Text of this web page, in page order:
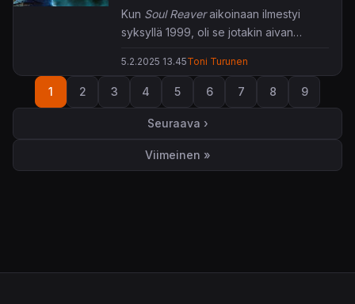
Kun Soul Reaveraikoinaan ilmestyi
syksyllä 1999, oli se jotakin aivan
musiikkien ansiosta. Kaikki nämä vuodet
olen hiljaa toivonut nykyaikaisempaa
versiota, ja nyt ympyrä on viimein
sulkeutunut.
5.2.2025 13.45Toni Turunen
Sivutus
Sivu
1
Sivu
2
Sivu
3
Sivu
4
Sivu
5
Sivu
6
Sivu
7
Sivu
8
Sivu
9
Seuraava sivu
Seuraava ›
Viimeinen sivu
Viimeinen »